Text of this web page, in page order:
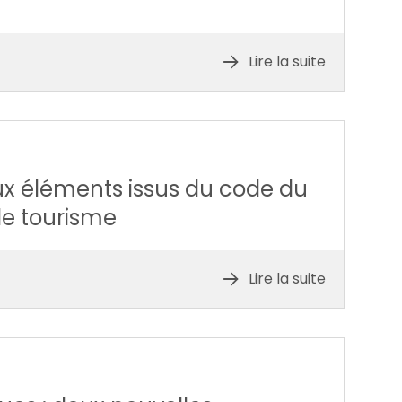
Lire la suite
éléments issus du code du
tourisme
Lire la suite